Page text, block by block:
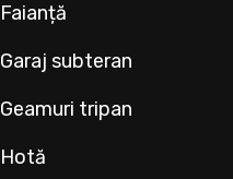
Faianță
Garaj subteran
Geamuri tripan
Hotă